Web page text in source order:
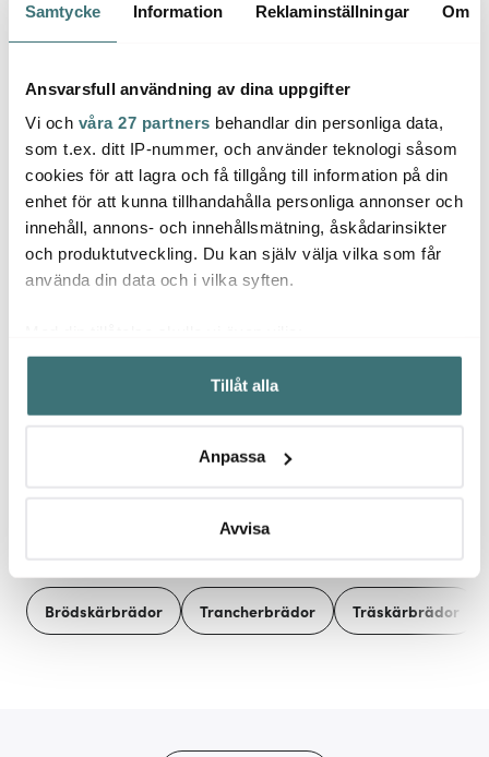
Samtycke Information Reklaminställningar Om
Ansvarsfull användning av dina uppgifter
Vi och våra 27 partners behandlar din personliga data,
som t.ex. ditt IP-nummer, och använder teknologi såsom
cookies för att lagra och få tillgång till information på din
enhet för att kunna tillhandahålla personliga annonser och
innehåll, annons- och innehållsmätning, åskådarinsikter
och produktutveckling. Du kan själv välja vilka som får
använda din data och i vilka syften.
Samla in information om din geografiska plats som
kan ha en noggrannhet på upp till flera meter
Identifiera din enhet genom att aktivt skanna den för
Ta reda på mer om hur dina personliga uppgifter
Du kan ändra eller dra tillbaka ditt samtycke när som
Vi använder cookies för att innehållet och annonserna
ska anpassas efter det som vi tror att du tycker om. Det
Tillåt alla
Anpassa
Avvisa
Anders Petter
Classic redskapsset 3
delar bokträ
229 kr
I lager
Anders Petter
Classic stekpanna
keramisk 2 delar 20+28
cm
599 kr 1998 kr
I lager
Låt dig inspireras av våra kunder
Brödskärbrädor Trancherbrädor Träskärbrädor